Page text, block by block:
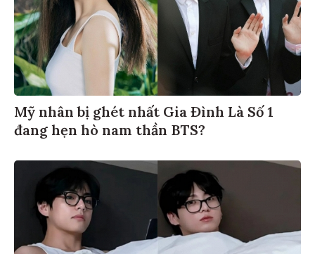
Mỹ nhân bị ghét nhất Gia Đình Là Số 1
đang hẹn hò nam thần BTS?